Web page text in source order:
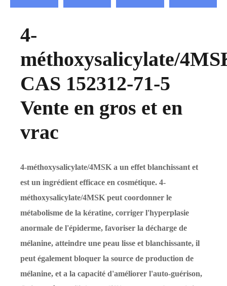
4-
méthoxysalicylate/
CAS 152312-71-5
Vente en gros et en
vrac
4-méthoxysalicylate/4MSK a un effet blanchissant et
est un ingrédient efficace en cosmétique. 4-
méthoxysalicylate/4MSK peut coordonner le
métabolisme de la kératine, corriger l'hyperplasie
anormale de l'épiderme, favoriser la décharge de
mélanine, atteindre une peau lisse et blanchissante, il
peut également bloquer la source de production de
mélanine, et a la capacité d'améliorer l'auto-guérison,